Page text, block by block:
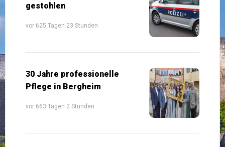
gestohlen
vor 625 Tagen 23 Stunden
30 Jahre professionelle
Pflege in Bergheim
vor 663 Tagen 2 Stunden